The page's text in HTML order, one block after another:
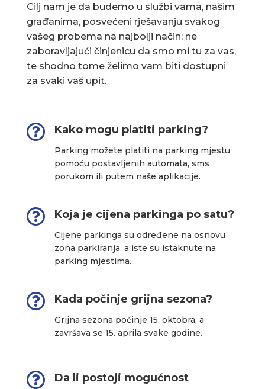
Cilj nam je da budemo u službi vama, našim
građanima, posvećeni rješavanju svakog
vašeg probema na najbolji način; ne
zaboravljajući činjenicu da smo mi tu za vas,
te shodno tome želimo vam biti dostupni
za svaki vaš upit.
 Kako mogu platiti parking?
Parking možete platiti na parking mjestu
pomoću postavljenih automata, sms
porukom ili putem naše aplikacije.
 Koja je cijena parkinga po satu?
Cijene parkinga su određene na osnovu
zona parkiranja, a iste su istaknute na
parking mjestima.
 Kada počinje grijna sezona?
Grijna sezona počinje 15. oktobra, a
završava se 15. aprila svake godine.

Da li postoji mogućnost